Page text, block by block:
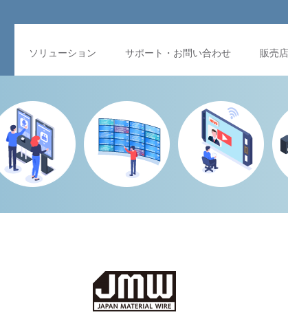
ソリューション サポート・お問い合わせ 販売